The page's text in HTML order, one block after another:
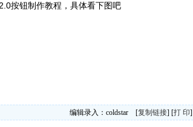
按钮制作教程，具体看下图吧
编辑录入：coldstar [复制链接] [打 印]